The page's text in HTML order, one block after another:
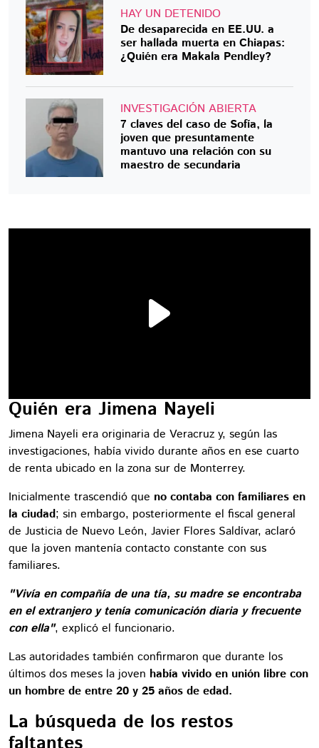
HAY UN DETENIDO
De desaparecida en EE.UU. a
ser hallada muerta en Chiapas:
¿Quién era Makala Pendley?
INVESTIGACIÓN ABIERTA
7 claves del caso de Sofía, la
joven que presuntamente
mantuvo una relación con su
maestro de secundaria
Quién era Jimena Nayeli
Jimena Nayeli era originaria de Veracruz y, según las
investigaciones, había vivido durante años en ese cuarto
de renta ubicado en la zona sur de Monterrey.
Inicialmente trascendió que no contaba con familiares en
la ciudad; sin embargo, posteriormente el fiscal general
de Justicia de Nuevo León, Javier Flores Saldívar, aclaró
que la joven mantenía contacto constante con sus
familiares.
"Vivía en compañía de una tía, su madre se encontraba
en el extranjero y tenía comunicación diaria y frecuente
con ella", explicó el funcionario.
Las autoridades también confirmaron que durante los
últimos dos meses la joven había vivido en unión libre con
un hombre de entre 20 y 25 años de edad.
La búsqueda de los restos